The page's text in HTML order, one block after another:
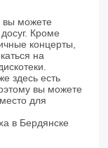
вы можете
Кроме
концерты,
на
здесь есть
вы можете
для
в Бердянске